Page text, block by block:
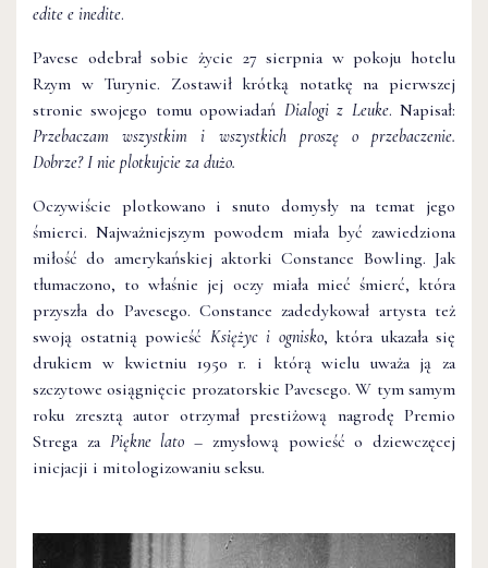
edite e inedite.
Pavese odebrał sobie życie 27 sierpnia w pokoju hotelu
Rzym w Turynie. Zostawił krótką notatkę na pierwszej
stronie swojego tomu opowiadań Dialogi z Leuke. Napisał:
Przebaczam wszystkim i wszystkich proszę o przebaczenie.
Dobrze? I nie plotkujcie za dużo.
Oczywiście plotkowano i snuto domysły na temat jego
śmierci. Najważniejszym powodem miała być zawiedziona
miłość do amerykańskiej aktorki Constance Bowling. Jak
tłumaczono, to właśnie jej oczy miała mieć śmierć, która
przyszła do Pavesego. Constance zadedykował artysta też
swoją ostatnią powieść Księżyc i ognisko, która ukazała się
drukiem w kwietniu 1950 r. i którą wielu uważa ją za
szczytowe osiągnięcie prozatorskie Pavesego. W tym samym
roku zresztą autor otrzymał prestiżową nagrodę Premio
Strega za Piękne lato – zmysłową powieść o dziewczęcej
inicjacji i mitologizowaniu seksu.